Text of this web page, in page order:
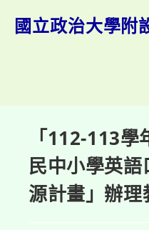
國立政治大學附
「112-113
民中小學英
源計畫」辦理